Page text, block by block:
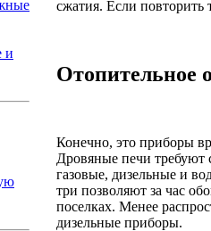
и
сжатия. Если повторить
Отопительное
Конечно, это приборы
Дровяные печи требуют
газовые, дизельные и
три позволяют за час
поселках. Менее
дизельные приборы.